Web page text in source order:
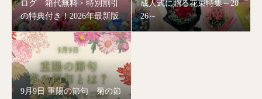
ログ 箱代無料・特別割引
の特典付き！2026年最新版
成人式に贈る花束特集～20
26～
9月9日 重陽の節句 菊の節